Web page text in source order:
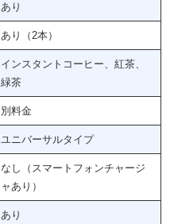
あり
あり（2本）
インスタントコーヒー、紅茶、
緑茶
別料金
ユニバーサルタイプ
なし（スマートフォンチャージ
ャあり）
あり